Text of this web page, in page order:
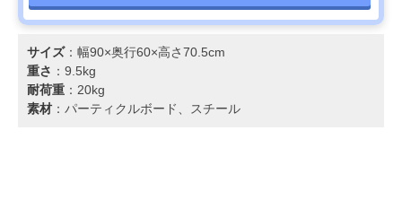
サイズ：幅90×奥行60×高さ70.5cm
重さ ：9.5kg
耐荷重 ：20kg
素材 ：パーティクルボード、スチール